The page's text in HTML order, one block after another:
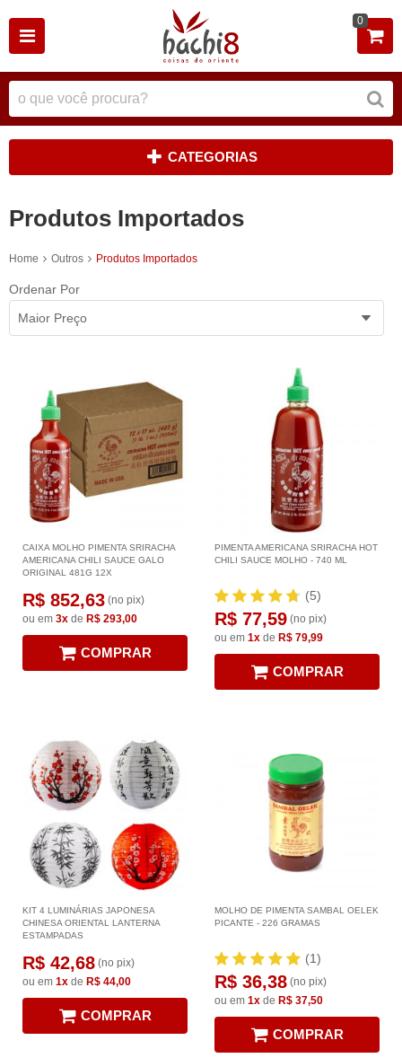
0
CATEGORIAS
Produtos Importados
Home Outros Produtos Importados
Ordenar Por
Maior Preço
CAIXA MOLHO PIMENTA SRIRACHA
AMERICANA CHILI SAUCE GALO
ORIGINAL 481G 12X
R$ 852,63 (no pix)
ou em 3x de R$ 293,00
COMPRAR
PIMENTA AMERICANA SRIRACHA HOT
CHILI SAUCE MOLHO - 740 ML
(5)
R$ 77,59 (no pix)
ou em 1x de R$ 79,99
COMPRAR
KIT 4 LUMINÁRIAS JAPONESA
CHINESA ORIENTAL LANTERNA
ESTAMPADAS
R$ 42,68 (no pix)
ou em 1x de R$ 44,00
COMPRAR
MOLHO DE PIMENTA SAMBAL OELEK
PICANTE - 226 GRAMAS
(1)
R$ 36,38 (no pix)
ou em 1x de R$ 37,50
COMPRAR